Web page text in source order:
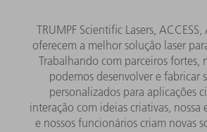
TRUMPF Scientific Lasers, ACCESS,
oferecem a melhor solução laser
Trabalhando com parceiros fortes,
podemos desenvolver e fabricar
personalizados para aplicações
interação com ideias criativas, nossa
e nossos funcionários criam novas